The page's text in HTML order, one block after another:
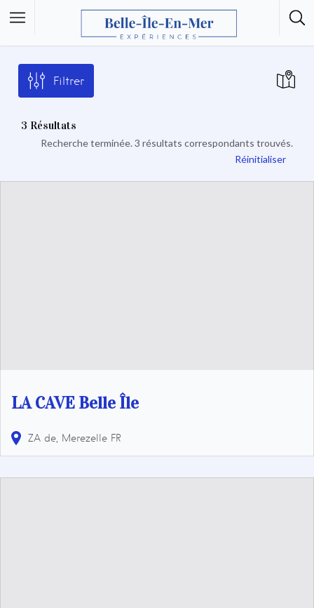
Filtrer
3 Résultats
Recherche terminée. 3 résultats correspondants trouvés.
Réinitialiser
LA CAVE Belle Île
ZA de, Merezelle FR